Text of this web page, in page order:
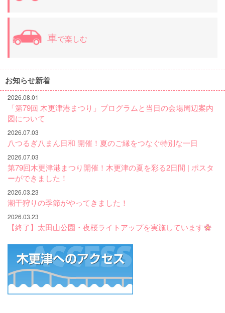
車で楽しむ
お知らせ新着
「第79回 木更津港まつり」プログラムと当日の会場周辺案内
図について
2026.08.01
八つるぎ八まん日和 開催！夏のご縁をつなぐ特別な一日
2026.07.03
第79回木更津港まつり開催！木更津の夏を彩る2日間 | ポスタ
ーができました！
2026.07.03
潮干狩りの季節がやってきました！
2026.03.23
【終了】太田山公園・夜桜ライトアップを実施しています
2026.03.23